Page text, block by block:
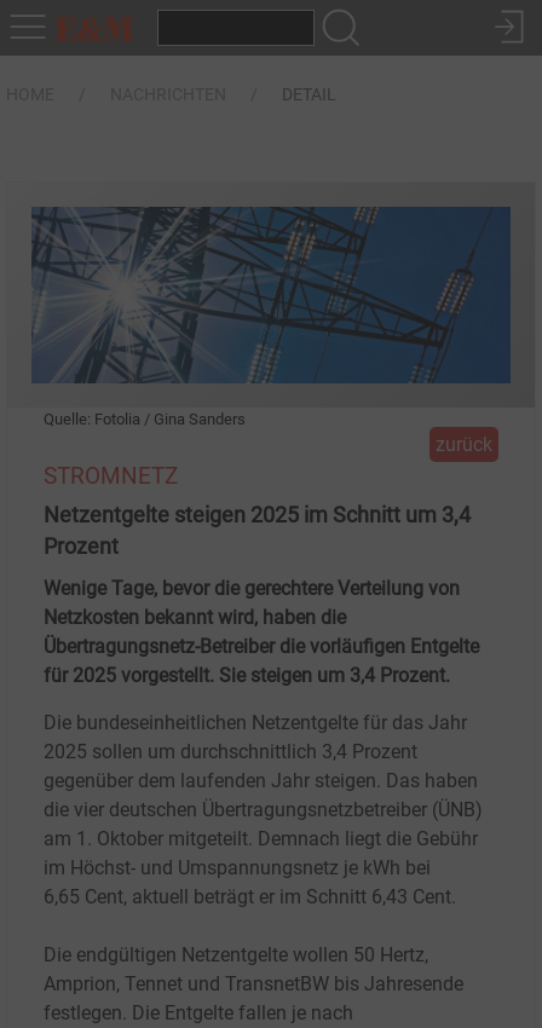
DETAIL
Quelle: Fotolia / Gina Sanders
zurück
STROMNETZ
Netzentgelte steigen 2025 im Schnitt um 3,4
Prozent
Wenige Tage, bevor die gerechtere Verteilung von
Netzkosten bekannt wird, haben die
Übertragungsnetz-Betreiber die vorläufigen Entgelte
für 2025 vorgestellt. Sie steigen um 3,4 Prozent.
Die bundeseinheitlichen Netzentgelte für das Jahr
2025 sollen um durchschnittlich 3,4 Prozent
gegenüber dem laufenden Jahr steigen. Das haben
die vier deutschen Übertragungsnetzbetreiber (ÜNB)
am 1.
Oktober mitgeteilt. Demnach liegt die Gebühr
im Höchst- und Umspannungsnetz je kWh bei
6,65 Cent, aktuell beträgt er im Schnitt 6,43 Cent.
Die endgültigen Netzentgelte wollen 50 Hertz,
Amprion, Tennet und TransnetBW bis Jahresende
festlegen. Die Entgelte fallen je nach